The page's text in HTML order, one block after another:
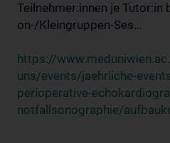
Teilnehmer:innen je Tutor:in
on-/Kleingruppen-Ses...
https://
uns/events/jaehrliche-
perioperative-
notfallsonographie/